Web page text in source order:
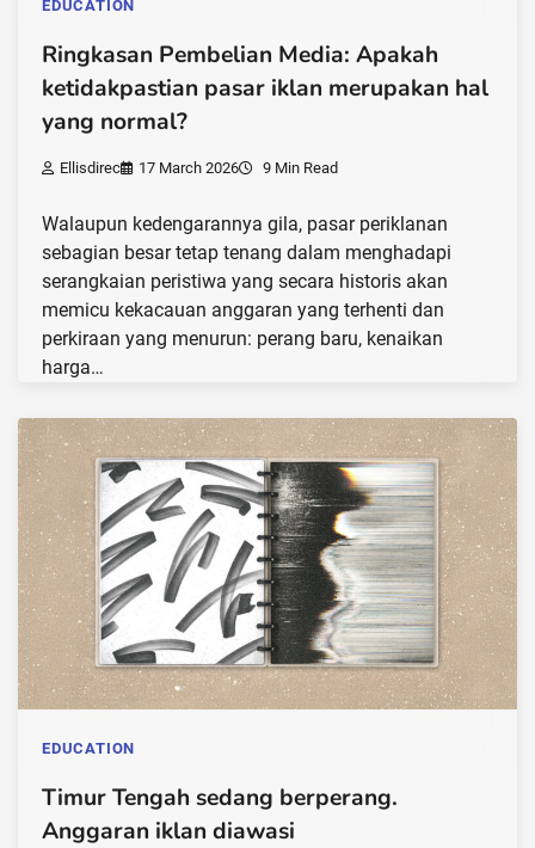
EDUCATION
Ringkasan Pembelian Media: Apakah
ketidakpastian pasar iklan merupakan hal
yang normal?
Ellisdirec 17 March 2026 9 Min Read
Walaupun kedengarannya gila, pasar periklanan
sebagian besar tetap tenang dalam menghadapi
serangkaian peristiwa yang secara historis akan
memicu kekacauan anggaran yang terhenti dan
perkiraan yang menurun: perang baru, kenaikan
harga…
EDUCATION
Timur Tengah sedang berperang.
Anggaran iklan diawasi